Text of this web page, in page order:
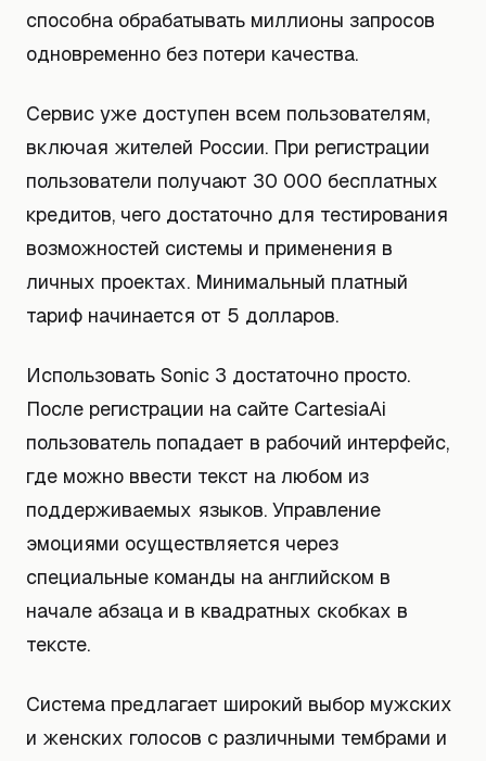
способна обрабатывать миллионы запросов
одновременно без потери качества.
Сервис уже доступен всем пользователям,
включая жителей России. При регистрации
пользователи получают 30 000 бесплатных
кредитов, чего достаточно для тестирования
возможностей системы и применения в
личных проектах. Минимальный платный
тариф начинается от 5 долларов.
Использовать Sonic 3 достаточно просто.
После регистрации на сайте CartesiaAi
пользователь попадает в рабочий интерфейс,
где можно ввести текст на любом из
поддерживаемых языков. Управление
эмоциями осуществляется через
специальные команды на английском в
начале абзаца и в квадратных скобках в
тексте.
Система предлагает широкий выбор мужских
и женских голосов с различными тембрами и